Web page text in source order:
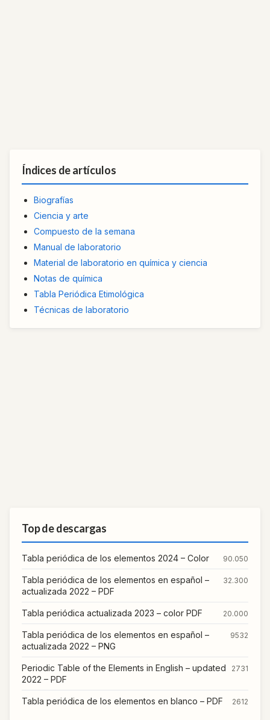
Índices de artículos
Biografías
Ciencia y arte
Compuesto de la semana
Manual de laboratorio
Material de laboratorio en química y ciencia
Notas de química
Tabla Periódica Etimológica
Técnicas de laboratorio
Top de descargas
Tabla periódica de los elementos 2024 – Color 90.050
Tabla periódica de los elementos en español –
actualizada 2022 – PDF
32.300
Tabla periódica actualizada 2023 – color PDF 20.000
Tabla periódica de los elementos en español –
actualizada 2022 – PNG
9532
Periodic Table of the Elements in English – updated
2022 – PDF
2731
Tabla periódica de los elementos en blanco – PDF 2612